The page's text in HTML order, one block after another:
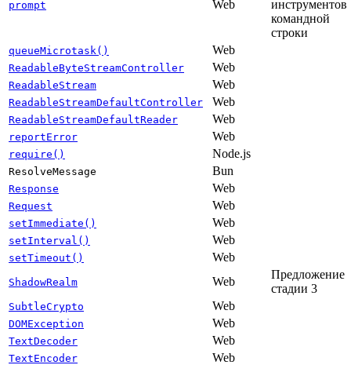
prompt Web
инструментов
командной
строки
queueMicrotask() Web
ReadableByteStreamController Web
ReadableStream Web
ReadableStreamDefaultController Web
ReadableStreamDefaultReader Web
reportError Web
require() Node.js
ResolveMessage Bun
Response Web
Request Web
setImmediate() Web
setInterval() Web
setTimeout() Web
ShadowRealm Web
Предложение
стадии 3
SubtleCrypto Web
DOMException Web
TextDecoder Web
TextEncoder Web